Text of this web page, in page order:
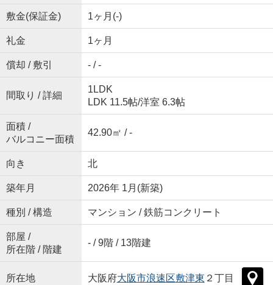
敷金(保証金) 1ヶ月(-)
礼金 1ヶ月
償却 / 敷引 - / -
間取り / 詳細
1LDK
LDK 11.5帖/洋室 6.3帖
面積 /
バルコニー面積
42.90㎡ / -
向き 北
築年月 2026年 1月(新築)
種別 / 構造 マンション / 鉄筋コンクリート
部屋 /
所在階 / 階建
- / 9階 / 13階建
所在地 大阪府大阪市浪速区敷津東 ２丁目